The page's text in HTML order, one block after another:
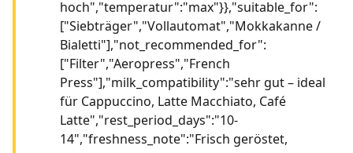
hoch","temperatur":"max"}},"suitable_for":
["Siebträger","Vollautomat","Mokkakanne /
Bialetti"],"not_recommended_for":
["Filter","Aeropress","French
Press"],"milk_compatibility":"sehr gut – ideal
für Cappuccino, Latte Macchiato, Café
Latte","rest_period_days":"10-
14","freshness_note":"Frisch geröstet,